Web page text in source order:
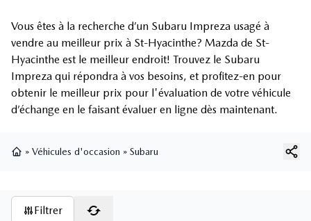
Vous êtes à la recherche d’un Subaru Impreza usagé à
vendre au meilleur prix à St-Hyacinthe? Mazda de St-
Hyacinthe est le meilleur endroit! Trouvez le Subaru
Impreza qui répondra à vos besoins, et profitez-en pour
obtenir le meilleur prix pour l'évaluation de votre véhicule
d’échange en le faisant évaluer en ligne dès maintenant.
» Véhicules d'occasion » Subaru
Filtrer